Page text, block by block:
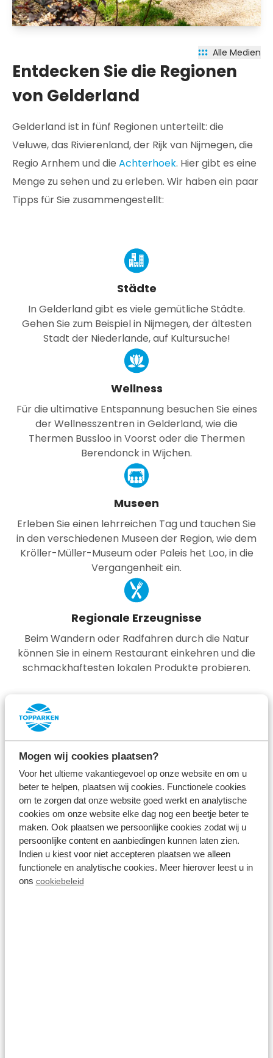
Mogen wij cookies plaatsen?
Voor het ultieme vakantiegevoel op onze website en om u
beter te helpen, plaatsen wij cookies. Functionele cookies
om te zorgen dat onze website goed werkt en analytische
cookies om onze website elke dag nog een beetje beter te
maken. Ook plaatsen we persoonlijke cookies zodat wij u
persoonlijke content en aanbiedingen kunnen laten zien.
Indien u kiest voor niet accepteren plaatsen we alleen
functionele en analytische cookies. Meer hierover leest u in
ons cookiebeleid
Alle Medien
Entdecken Sie die Regionen
von Gelderland
Gelderland ist in fünf Regionen unterteilt: die
Veluwe, das Rivierenland, der Rijk van Nijmegen, die
Regio Arnhem und die Achterhoek. Hier gibt es eine
Menge zu sehen und zu erleben. Wir haben ein paar
Tipps für Sie zusammengestellt:
Städte
In Gelderland gibt es viele gemütliche Städte.
Gehen Sie zum Beispiel in Nijmegen, der ältesten
Stadt der Niederlande, auf Kultursuche!
Wellness
Für die ultimative Entspannung besuchen Sie eines
der Wellnesszentren in Gelderland, wie die
Thermen Bussloo in Voorst oder die Thermen
Berendonck in Wijchen.
Museen
Erleben Sie einen lehrreichen Tag und tauchen Sie
in den verschiedenen Museen der Region, wie dem
Kröller-Müller-Museum oder Paleis het Loo, in die
Vergangenheit ein.
Regionale Erzeugnisse
Beim Wandern oder Radfahren durch die Natur
können Sie in einem Restaurant einkehren und die
schmackhaftesten lokalen Produkte probieren.
Buchen Sie einen Bungalow in Gelderland
Preise und Verfügbarkeit prüfen
Entdecken Sie unsere
Ferienparks in Gelderland